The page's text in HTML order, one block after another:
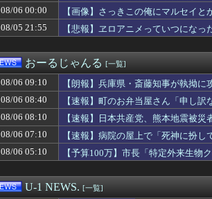
「バットマン：マントの戦士」シーズン２ 感想
【ラブライブ！】【画像】ペストマスク・セラス
【悲報】元キャバ嬢、K-POPアイドルに貢ぎ続
【朗報】人気美少女声優の大西沙織ちゃん、34歳
家に帰ってきた時サウナみたいになってるしエア
【悲報】大ヒット同人開発者、売上の入金を銀行
カービィの能力強さTOP10教えたるｗｗｗｗｗ
女の顔になった川﨑桜ちゃん、ガチでエグいって
【神設備】ラカータ大宮駅前店の神セレコーナ
子育てが一段落しふと元カレのことが懐かしくな
【にじさんじ】リゼの登録者100万人記念グッズ
三山賀子アナ、横から乳見えそう！おっぱい過ぎ
【消費減税】日本の社会保障、岐路に 財源5兆円
【実質賃金】6カ月連続プラス 21年以来、6月1.6%
08/06 00:00
【画像】さっきこの俺にマルセイ
08/05 21:55
【悲報】ヱロアニメっていつにな
おーるじゃんる [一覧]
08/06 09:10
【朗報】兵庫県・斎藤知事が執拗
除
08/06 08:40
【速報】町のお弁当屋さん「申し
08/06 08:10
【速報】日本共産党、熊本地震被
08/06 07:10
【速報】病院の屋上で「死神に扮
08/06 05:10
【予算100万】市長「特定外来生
U-1 NEWS. [一覧]